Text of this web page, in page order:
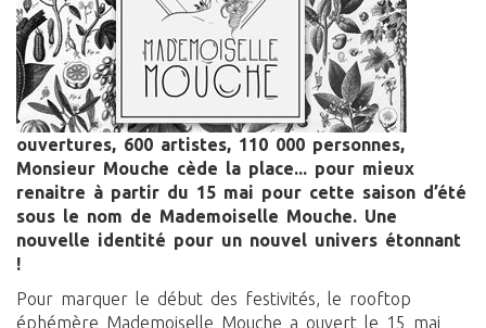
ouvertures, 600 artistes, 110 000 personnes,
Monsieur Mouche cède la place... pour mieux
renaitre à partir du 15 mai pour cette saison d’été
sous le nom de Mademoiselle Mouche. Une
nouvelle identité pour un nouvel univers étonnant
!
Pour marquer le début des festivités, le rooftop
éphémère Mademoiselle Mouche a ouvert le 15 mai